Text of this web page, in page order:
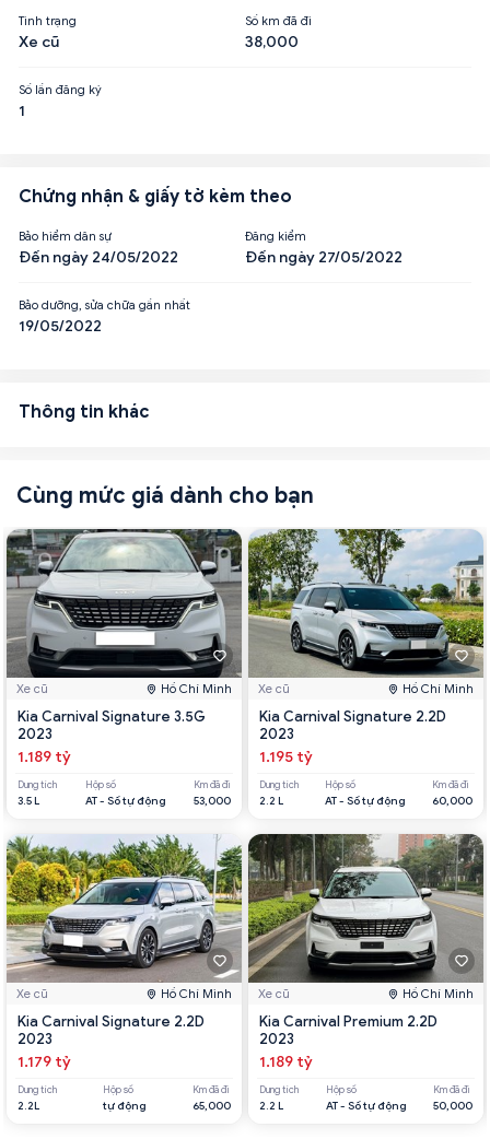
Tình trạng
Xe cũ
Số km đã đi
38,000
Số lần đăng ký
1
Chứng nhận & giấy tờ kèm theo
Bảo hiểm dân sự
Đến ngày 24/05/2022
Đăng kiểm
Đến ngày 27/05/2022
Bảo dưỡng, sửa chữa gần nhất
19/05/2022
Thông tin khác
Cùng mức giá dành cho bạn
Xe cũ Hồ Chí Minh
Kia Carnival Signature 3.5G
2023
1.189 tỷ
Dung tích
3.5 L
Hộp số
AT - Số tự động
Km đã đi
53,000
Xe cũ Hồ Chí Minh
Kia Carnival Signature 2.2D
2023
1.179 tỷ
Dung tích
2.2L
Hộp số
tự động
Km đã đi
65,000
Xe cũ Hồ Chí Minh
Kia Carnival Signature 2.2D
2023
1.195 tỷ
Dung tích
2.2 L
Hộp số
AT - Số tự động
Km đã đi
60,000
Xe cũ Hồ Chí Minh
Kia Carnival Premium 2.2D
2023
1.189 tỷ
Dung tích
2.2 L
Hộp số
AT - Số tự động
Km đã đi
50,000